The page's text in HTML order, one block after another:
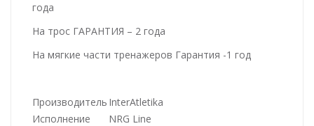
года
На трос ГАРАНТИЯ – 2 года
На мягкие части тренажеров Гарантия -1 год
Производитель InterAtletika
Исполнение
NRG Line